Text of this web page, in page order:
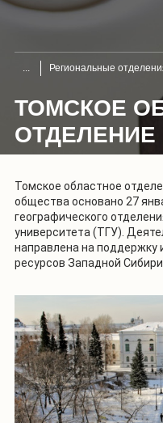
Региональные
ТОМСКОЕ
ОТДЕЛЕНИЕ
Томское областное
общества основано 27
географического
университета (ТГУ).
направлена на поддержку
ресурсов Западной Сибири.